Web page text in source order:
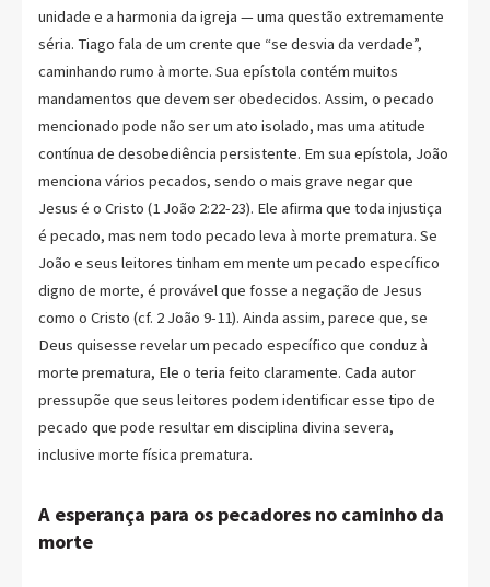
unidade e a harmonia da igreja — uma questão extremamente
séria. Tiago fala de um crente que “se desvia da verdade”,
caminhando rumo à morte. Sua epístola contém muitos
mandamentos que devem ser obedecidos. Assim, o pecado
mencionado pode não ser um ato isolado, mas uma atitude
contínua de desobediência persistente. Em sua epístola, João
menciona vários pecados, sendo o mais grave negar que
Jesus é o Cristo (1 João 2:22-23). Ele afirma que toda injustiça
é pecado, mas nem todo pecado leva à morte prematura. Se
João e seus leitores tinham em mente um pecado específico
digno de morte, é provável que fosse a negação de Jesus
como o Cristo (cf. 2 João 9-11). Ainda assim, parece que, se
Deus quisesse revelar um pecado específico que conduz à
morte prematura, Ele o teria feito claramente. Cada autor
pressupõe que seus leitores podem identificar esse tipo de
pecado que pode resultar em disciplina divina severa,
inclusive morte física prematura.
A esperança para os pecadores no caminho da
morte